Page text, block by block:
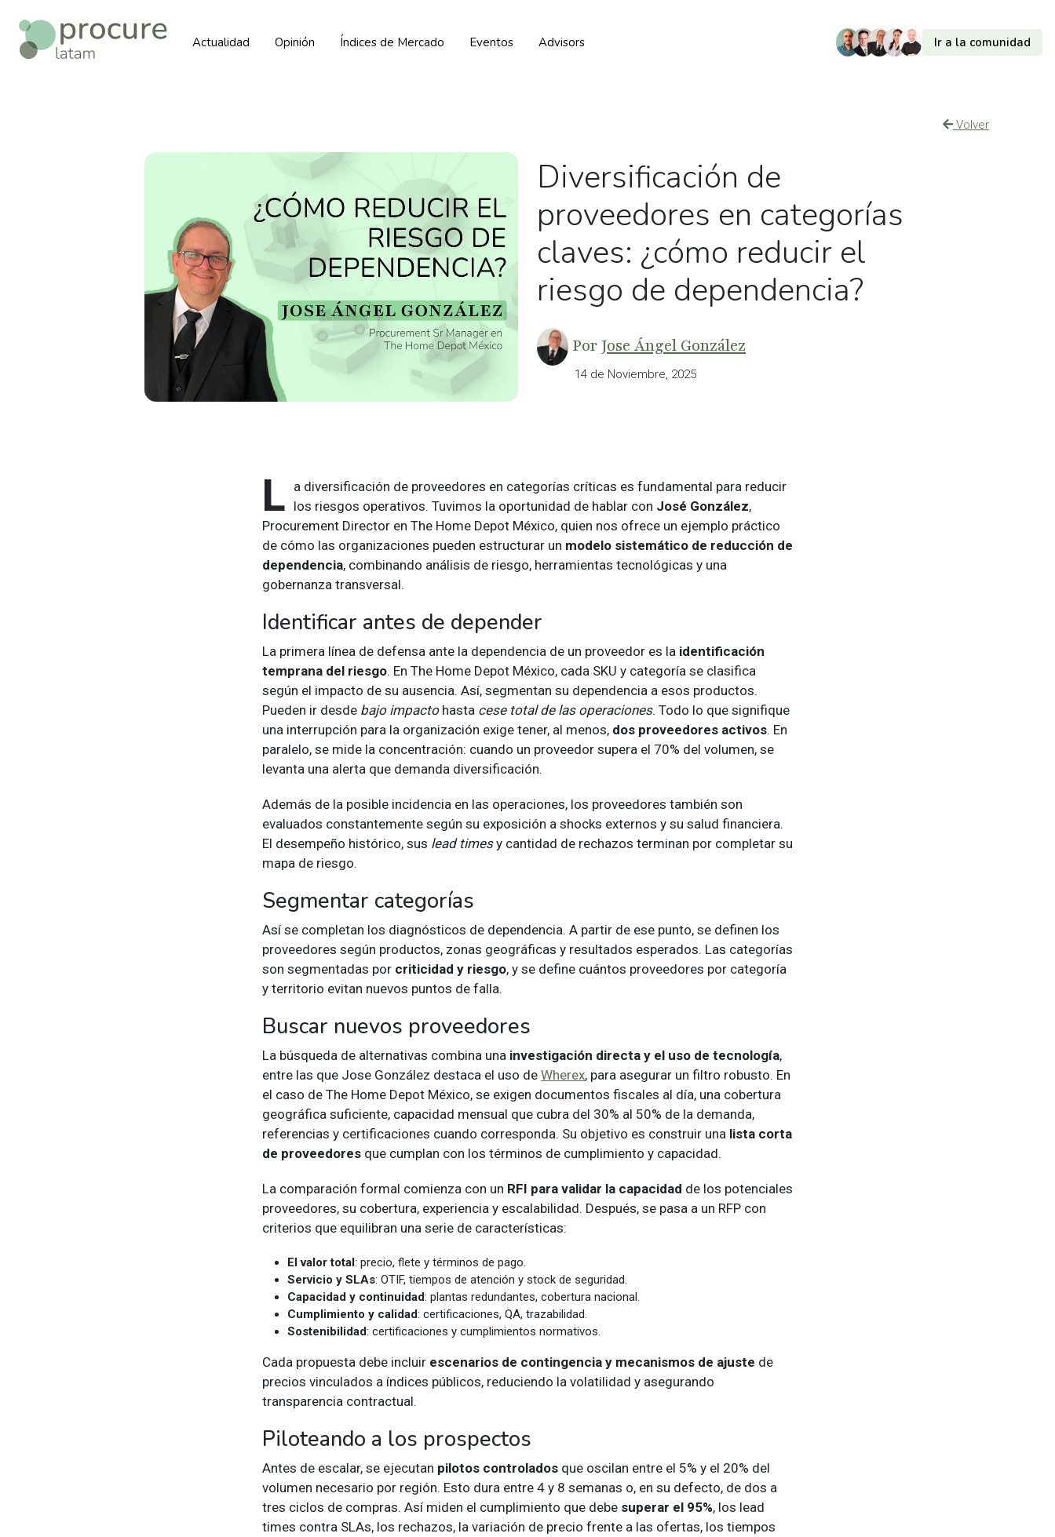
Actualidad Opinión Índices de Mercado Eventos Advisors Ir a la comunidad
Volver
Diversificación de
proveedores en categorías
claves: ¿cómo reducir el
riesgo de dependencia?
PorJose Ángel González
14 de Noviembre, 2025
L a diversificación de proveedores en categorías críticas es fundamental para reducir
los riesgos operativos. Tuvimos la oportunidad de hablar con José González,
Procurement Director en The Home Depot México, quien nos ofrece un ejemplo práctico
de cómo las organizaciones pueden estructurar un modelo sistemático de reducción de
dependencia, combinando análisis de riesgo, herramientas tecnológicas y una
gobernanza transversal.
Identificar antes de depender
La primera línea de defensa ante la dependencia de un proveedor es la identificación
temprana del riesgo. En The Home Depot México, cada SKU y categoría se clasifica
según el impacto de su ausencia. Así, segmentan su dependencia a esos productos.
Pueden ir desde bajo impactohasta cese total de las operaciones. Todo lo que signifique
una interrupción para la organización exige tener, al menos, dos proveedores activos. En
paralelo, se mide la concentración: cuando un proveedor supera el 70% del volumen, se
levanta una alerta que demanda diversificación.
Además de la posible incidencia en las operaciones, los proveedores también son
evaluados constantemente según su exposición a shocks externos y su salud financiera.
El desempeño histórico, sus lead timesy cantidad de rechazos terminan por completar su
mapa de riesgo.
Segmentar categorías
Así se completan los diagnósticos de dependencia. A partir de ese punto, se definen los
proveedores según productos, zonas geográficas y resultados esperados. Las categorías
son segmentadas por criticidad y riesgo, y se define cuántos proveedores por categoría
y territorio evitan nuevos puntos de falla.
Buscar nuevos proveedores
La búsqueda de alternativas combina una investigación directa y el uso de tecnología,
entre las que Jose González destaca el uso de Wherex, para asegurar un filtro robusto. En
el caso de The Home Depot México, se exigen documentos fiscales al día, una cobertura
geográfica suficiente, capacidad mensual que cubra del 30% al 50% de la demanda,
referencias y certificaciones cuando corresponda. Su objetivo es construir una lista corta
de proveedores que cumplan con los términos de cumplimiento y capacidad.
La comparación formal comienza con un RFI para validar la capacidad de los potenciales
proveedores, su cobertura, experiencia y escalabilidad. Después, se pasa a un RFP con
criterios que equilibran una serie de características:
El valor total: precio, flete y términos de pago.
Servicio y SLAs: OTIF, tiempos de atención y stock de seguridad.
Capacidad y continuidad: plantas redundantes, cobertura nacional.
Cumplimiento y calidad: certificaciones, QA, trazabilidad.
Sostenibilidad: certificaciones y cumplimientos normativos.
Cada propuesta debe incluir escenarios de contingencia y mecanismos de ajuste de
precios vinculados a índices públicos, reduciendo la volatilidad y asegurando
transparencia contractual.
Piloteando a los prospectos
Antes de escalar, se ejecutan pilotos controlados que oscilan entre el 5% y el 20% del
volumen necesario por región. Esto dura entre 4 y 8 semanas o, en su defecto, de dos a
tres ciclos de compras. Así miden el cumplimiento que debe superar el 95%, los lead
times contra SLAs, los rechazos, la variación de precio frente a las ofertas, los tiempos